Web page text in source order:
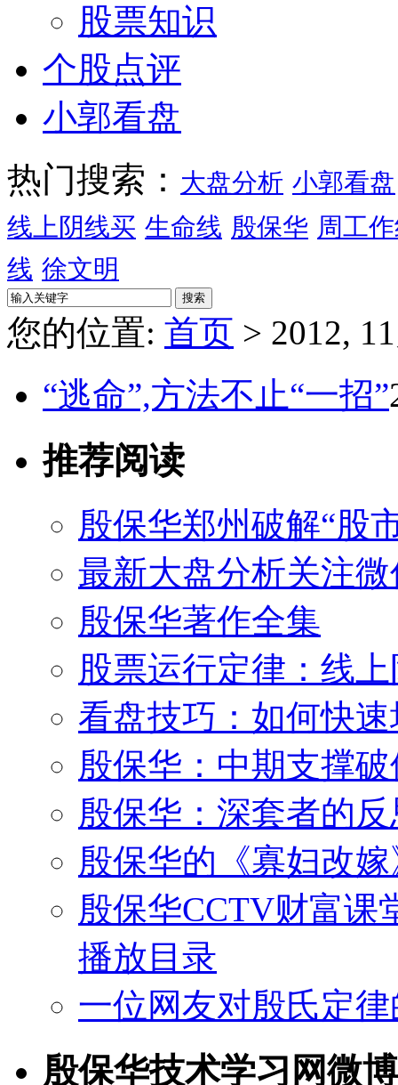
股票知识
个股点评
小郭看盘
热门搜索： 大盘分析 小郭看盘
线上阴线买 生命线 殷保华 周工
线 徐文明
您的位置: 首页 > 2012,
“逃命”,方法不止“一招”
推荐阅读
殷保华郑州破解“股
最新大盘分析关注
殷保华著作全集
股票运行定律：线
看盘技巧：如何快
殷保华：中期支撑
殷保华：深套者的
殷保华的《寡妇改
殷保华CCTV财富课
播放目录
一位网友对殷氏定
殷保华技术学习网微博